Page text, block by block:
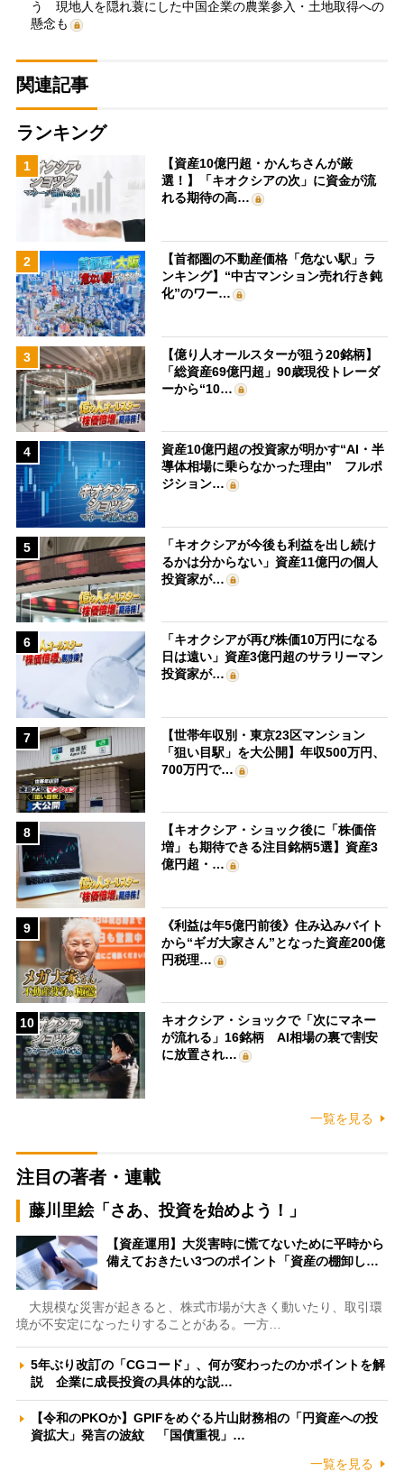
う 現地人を隠れ蓑にした中国企業の農業参入・土地取得への
懸念も
関連記事
ランキング
1
【資産10億円超・かんちさんが厳
選！】「キオクシアの次」に資金が流
れる期待の高…
2
【首都圏の不動産価格「危ない駅」ラ
ンキング】“中古マンション売れ行き鈍
化”のワー…
3
【億り人オールスターが狙う20銘柄】
「総資産69億円超」90歳現役トレーダ
ーから“10…
4
資産10億円超の投資家が明かす“AI・半
導体相場に乗らなかった理由” フルポ
ジション…
5
「キオクシアが今後も利益を出し続け
るかは分からない」資産11億円の個人
投資家が…
6
「キオクシアが再び株価10万円になる
日は遠い」資産3億円超のサラリーマン
投資家が…
7
【世帯年収別・東京23区マンション
「狙い目駅」を大公開】年収500万円、
700万円で…
8
【キオクシア・ショック後に「株価倍
増」も期待できる注目銘柄5選】資産3
億円超・…
9
《利益は年5億円前後》住み込みバイト
から“ギガ大家さん”となった資産200億
円税理…
10
キオクシア・ショックで「次にマネー
が流れる」16銘柄 AI相場の裏で割安
に放置され…
一覧を見る
注目の著者・連載
藤川里絵「さあ、投資を始めよう！」
【資産運用】大災害時に慌てないために平時から
備えておきたい3つのポイント「資産の棚卸し…
大規模な災害が起きると、株式市場が大きく動いたり、取引環
境が不安定になったりすることがある。一方…
5年ぶり改訂の「CGコード」、何が変わったのかポイントを解
説 企業に成長投資の具体的な説…
【令和のPKOか】GPIFをめぐる片山財務相の「円資産への投
資拡大」発言の波紋 「国債重視」…
一覧を見る